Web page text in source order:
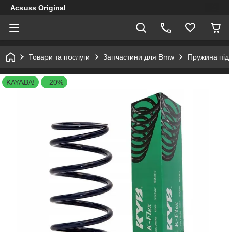
Acsuss Original
Товари та послуги Запчастини для Bmw Пружина
KAYABA! –20%